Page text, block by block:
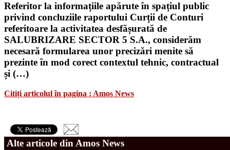
Referitor la informațiile apărute în spațiul public
privind concluziile raportului Curții de Conturi
referitoare la activitatea desfășurată de
SALUBRIZARE SECTOR 5 S.A., considerăm
necesară formularea unor precizări menite să
prezinte în mod corect contextul tehnic, contractual
și (…)
Citiți articolul în pagina : Amos News
Alte articole din Amos News